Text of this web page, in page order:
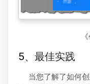
5、最佳实践
当您了解了如何